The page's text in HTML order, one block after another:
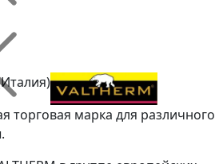
торговая марка для различного